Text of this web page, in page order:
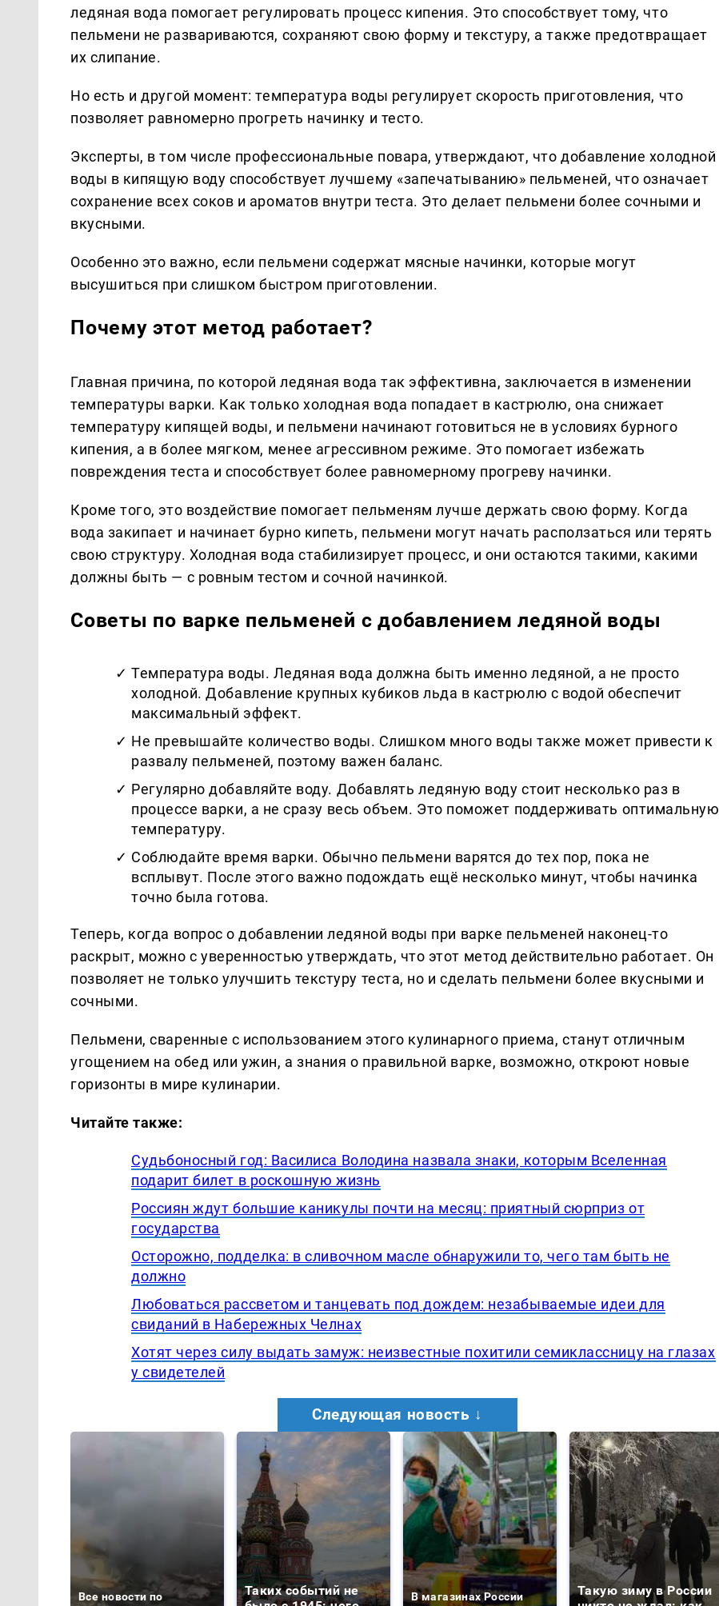
ледяная вода помогает регулировать процесс кипения. Это способствует тому, что
пельмени не развариваются, сохраняют свою форму и текстуру, а также предотвращает
их слипание.
Но есть и другой момент: температура воды регулирует скорость приготовления, что
позволяет равномерно прогреть начинку и тесто.
Эксперты, в том числе профессиональные повара, утверждают, что добавление холодной
воды в кипящую воду способствует лучшему «запечатыванию» пельменей, что означает
сохранение всех соков и ароматов внутри теста. Это делает пельмени более сочными и
вкусными.
Особенно это важно, если пельмени содержат мясные начинки, которые могут
высушиться при слишком быстром приготовлении.
Почему этот метод работает?
Главная причина, по которой ледяная вода так эффективна, заключается в изменении
температуры варки. Как только холодная вода попадает в кастрюлю, она снижает
температуру кипящей воды, и пельмени начинают готовиться не в условиях бурного
кипения, а в более мягком, менее агрессивном режиме. Это помогает избежать
повреждения теста и способствует более равномерному прогреву начинки.
Кроме того, это воздействие помогает пельменям лучше держать свою форму. Когда
вода закипает и начинает бурно кипеть, пельмени могут начать расползаться или терять
свою структуру. Холодная вода стабилизирует процесс, и они остаются такими, какими
должны быть — с ровным тестом и сочной начинкой.
Советы по варке пельменей с добавлением ледяной воды
Температура воды. Ледяная вода должна быть именно ледяной, а не просто
холодной. Добавление крупных кубиков льда в кастрюлю с водой обеспечит
максимальный эффект.
Не превышайте количество воды. Слишком много воды также может привести к
развалу пельменей, поэтому важен баланс.
Регулярно добавляйте воду. Добавлять ледяную воду стоит несколько раз в
процессе варки, а не сразу весь объем. Это поможет поддерживать оптимальную
температуру.
Соблюдайте время варки. Обычно пельмени варятся до тех пор, пока не
всплывут. После этого важно подождать ещё несколько минут, чтобы начинка
точно была готова.
Теперь, когда вопрос о добавлении ледяной воды при варке пельменей наконец-то
раскрыт, можно с уверенностью утверждать, что этот метод действительно работает. Он
позволяет не только улучшить текстуру теста, но и сделать пельмени более вкусными и
сочными.
Пельмени, сваренные с использованием этого кулинарного приема, станут отличным
угощением на обед или ужин, а знания о правильной варке, возможно, откроют новые
горизонты в мире кулинарии.
Читайте также:
Судьбоносный год: Василиса Володина назвала знаки, которым Вселенная
подарит билет в роскошную жизнь
Россиян ждут большие каникулы почти на месяц: приятный сюрприз от
государства
Осторожно, подделка: в сливочном масле обнаружили то, чего там быть не
должно
Любоваться рассветом и танцевать под дождем: незабываемые идеи для
свиданий в Набережных Челнах
Хотят через силу выдать замуж: неизвестные похитили семиклассницу на глазах
у свидетелей
Следующая новость ↓
Все новости по
Таких событий не
В магазинах России
Такую зиму в России